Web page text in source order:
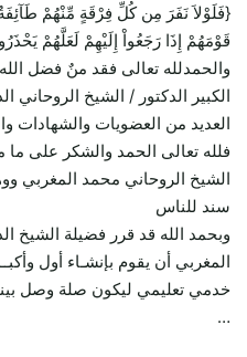
{فَلَوْلاَ نَفَرَ مِن كُلِّ فِرْقَةٍ مِّنْهُمْ طَآئِفَةٌ
قَوْمَهُمْ إِذَا رَجَعُواْ إِلَيْهِمْ لَعَلَّهُمْ
والحمدلله تعالى فقد منٌ فضل
الكبير الدكتور / الشيخ
العديد من العضويات والشهادات
فلله تعالى الحمد والشكر على
الشيخ الروحاني محمد المغربي
سند للناس
وبحمد الله قد قرر فضيلة الشيخ
المغربي أن يقوم بإنشـاء أول
خدمي تعليمي ليكون صلة وصل بينه
…